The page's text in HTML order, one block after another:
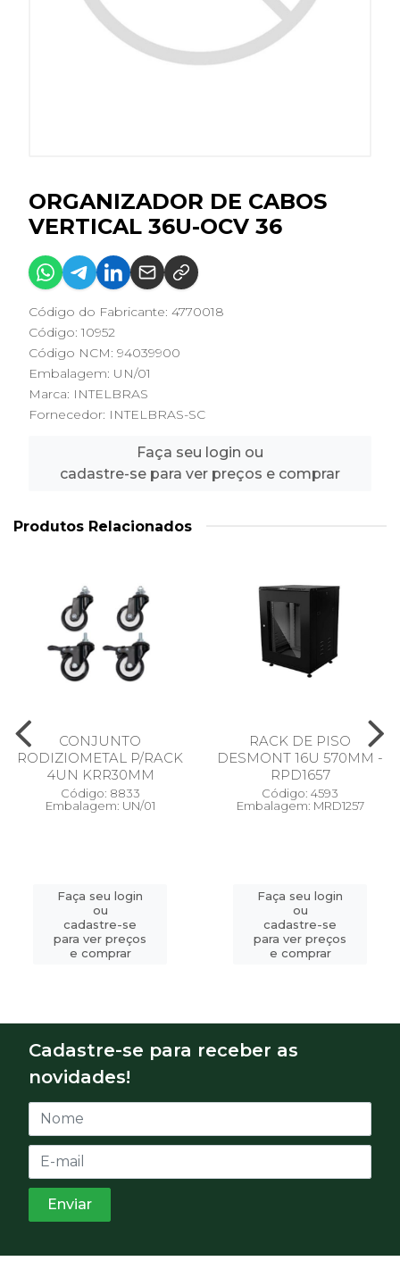
ORGANIZADOR DE CABOS
VERTICAL 36U-OCV 36
Código do Fabricante: 4770018
Código: 10952
Código NCM: 94039900
Embalagem: UN/01
Marca: INTELBRAS
Fornecedor: INTELBRAS-SC
Faça seu login ou
cadastre-se para ver preços e comprar
Produtos Relacionados
CONJUNTO
RODIZIOMETAL P/RACK
4UN KRR30MM
Código: 8833
Embalagem: UN/01
Faça seu login
ou
cadastre-se
para ver preços
e comprar
RACK DE PISO
DESMONT 16U 570MM -
RPD1657
Código: 4593
Embalagem: MRD1257
Faça seu login
ou
cadastre-se
para ver preços
e comprar
Cadastre-se para receber as
novidades!